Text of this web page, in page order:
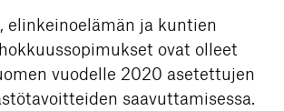
elinkeinoelämän ja kuntien
ovat olleet
vuodelle 2020 asetettujen
saavuttamisessa.